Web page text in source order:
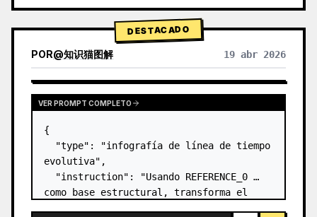
DESTACADO
POR@知识猫图解 19 abr 2026
VER PROMPT COMPLETO
{
  "type": "infografía de línea de tiempo
evolutiva",
  "instruction": "Usando REFERENCE_0
como base estructural, transforma el